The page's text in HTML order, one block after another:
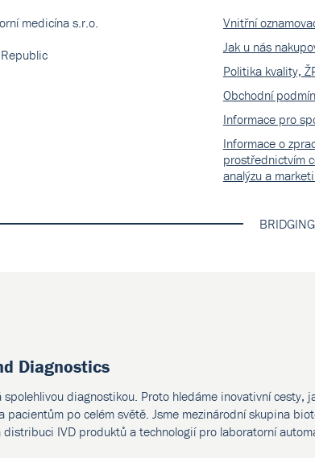
medicína s.r.o.
Vnitřní
Jak u nás
Politika kvality,
Obchodní
Informace pro
Informace o
prostřednictvím
analýzu a
Diagnostics
spolehlivou diagnostikou. Proto hledáme inovativní cesty,
pacientům po celém světě. Jsme mezinárodní skupina
IVD produktů a technologií pro laboratorní